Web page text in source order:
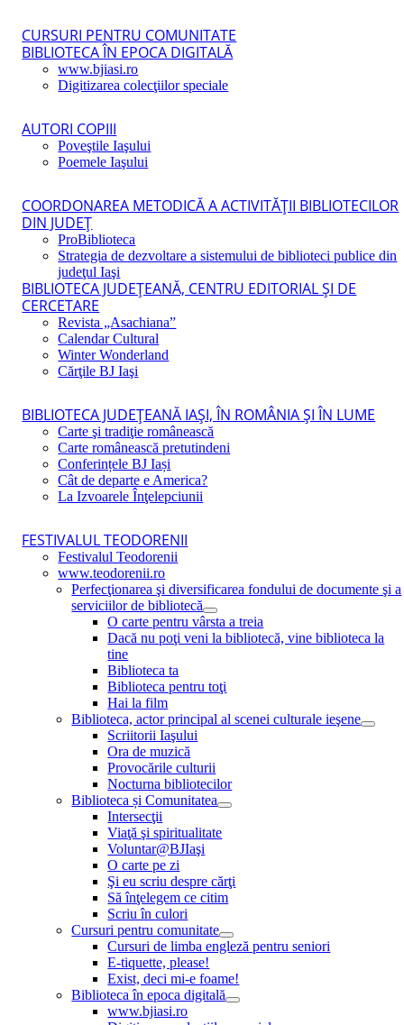
CURSURI PENTRU COMUNITATE
BIBLIOTECA ÎN EPOCA DIGITALĂ
www.bjiasi.ro
Digitizarea colecţiilor speciale
AUTORI COPIII
Poveştile Iaşului
Poemele Iaşului
COORDONAREA METODICĂ A ACTIVITĂŢII BIBLIOTECILOR
DIN JUDEŢ
ProBiblioteca
Strategia de dezvoltare a sistemului de biblioteci publice din
judeţul Iaşi
BIBLIOTECA JUDEŢEANĂ, CENTRU EDITORIAL ŞI DE
CERCETARE
Revista „Asachiana”
Calendar Cultural
Winter Wonderland
Cărţile BJ Iaşi
BIBLIOTECA JUDEŢEANĂ IAŞI, ÎN ROMÂNIA ŞI ÎN LUME
Carte şi tradiţie românească
Carte românească pretutindeni
Conferințele BJ Iași
Cât de departe e America?
La Izvoarele Înţelepciunii
FESTIVALUL TEODORENII
Festivalul Teodorenii
www.teodorenii.ro
Perfecţionarea şi diversificarea fondului de documente şi a
serviciilor de bibliotecă
O carte pentru vârsta a treia
Dacă nu poţi veni la bibliotecă, vine biblioteca la
tine
Biblioteca ta
Biblioteca pentru toţi
Hai la film
Biblioteca, actor principal al scenei culturale ieşene
Scriitorii Iaşului
Ora de muzică
Provocările culturii
Nocturna bibliotecilor
Biblioteca și Comunitatea
Intersecţii
Viaţă şi spiritualitate
Voluntar@BJIaşi
O carte pe zi
Şi eu scriu despre cărţi
Să înţelegem ce citim
Scriu în culori
Cursuri pentru comunitate
Cursuri de limba engleză pentru seniori
E-tiquette, please!
Exist, deci mi-e foame!
Biblioteca în epoca digitală
www.bjiasi.ro